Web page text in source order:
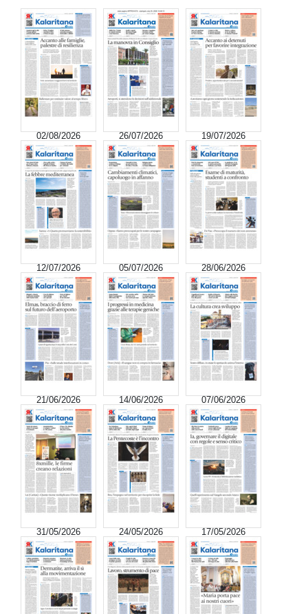
02/08/2026 26/07/2026 19/07/2026
12/07/2026 05/07/2026 28/06/2026
21/06/2026 14/06/2026 07/06/2026
31/05/2026 24/05/2026 17/05/2026